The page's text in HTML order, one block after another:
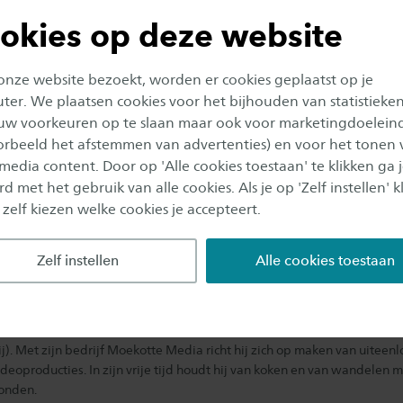
op deze website
website bezoekt, worden er cookies geplaatst op je
We plaatsen cookies voor het bijhouden van
voorkeuren op te slaan maar ook voor
het afstemmen van advertenties) en voor het tonen
content. Door op 'Alle cookies toestaan' te klikken ga
met het gebruik van alle cookies. Als je op 'Zelf instellen'
kiezen welke cookies je accepteert.
Zelf instellen Alle cookies toestaan
de wereld van morgen?
Moekotte
freelance camerajournalist vind je Dennis steeds vaker in de
ligt in het vertellen van verhalen in beeld en geluid (en daar
Met zijn bedrijf Moekotte Media richt hij zich op maken van
In zijn vrije tijd houdt hij van koken en van wandelen